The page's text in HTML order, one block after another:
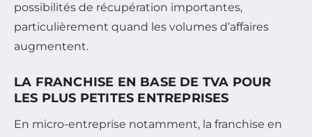
possibilités de récupération importantes,
particulièrement quand les volumes d’affaires
augmentent.
LA FRANCHISE EN BASE DE TVA POUR
LES PLUS PETITES ENTREPRISES
En micro-entreprise notamment, la franchise en